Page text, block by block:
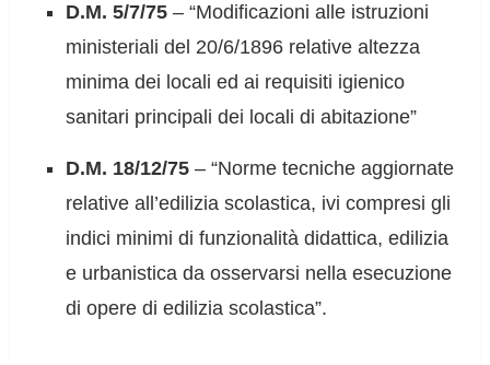
D.M. 5/7/75 – “Modificazioni alle istruzioni
ministeriali del 20/6/1896 relative altezza
minima dei locali ed ai requisiti igienico
sanitari principali dei locali di abitazione”
D.M. 18/12/75 – “Norme tecniche aggiornate
relative all’edilizia scolastica, ivi compresi gli
indici minimi di funzionalità didattica, edilizia
e urbanistica da osservarsi nella esecuzione
di opere di edilizia scolastica”.